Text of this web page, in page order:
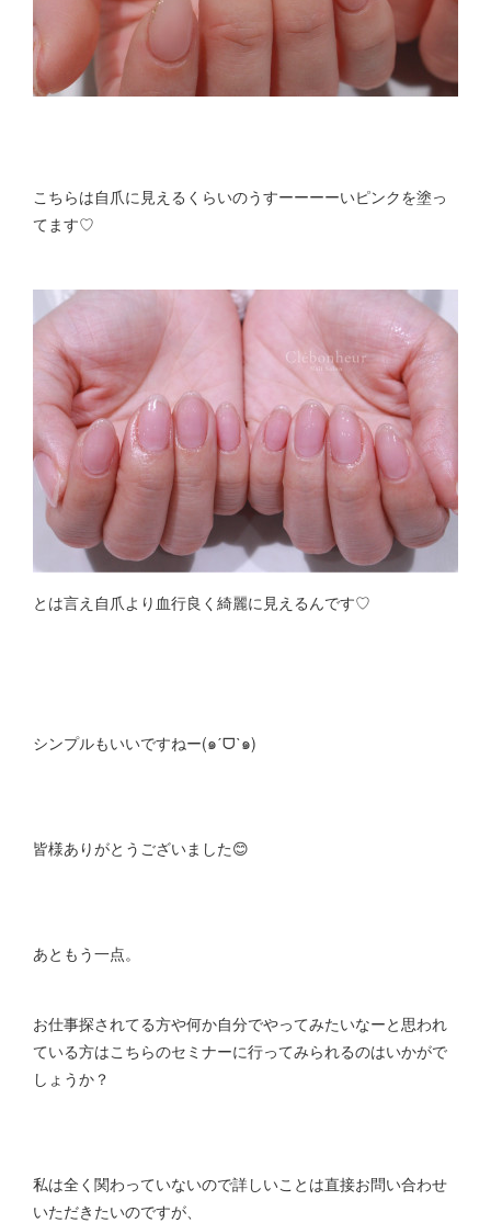
こちらは自爪に見えるくらいのうすーーーーいピンクを塗っ
てます♡
とは言え自爪より血行良く綺麗に見えるんです♡
シンプルもいいですねー(๑ˊᗜˋ๑)
皆様ありがとうございました😊
あともう一点。
お仕事探されてる方や何か自分でやってみたいなーと思われ
ている方はこちらのセミナーに行ってみられるのはいかがで
しょうか？
私は全く関わっていないので詳しいことは直接お問い合わせ
いただきたいのですが、